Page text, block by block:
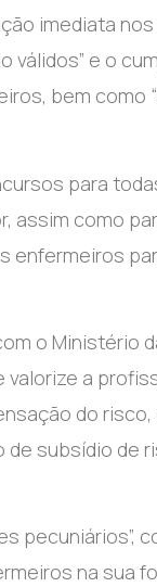
imediata
e o
bem como
para
assim como
enfermeiros
o Ministério
valorize a
do
subsídio de
pecuniários”,
na sua